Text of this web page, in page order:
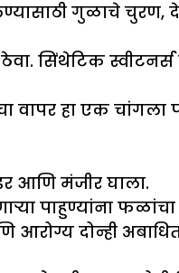
गुळाचे चुरण, देशी
सिंथेटिक
वापर हा एक
आणि मंजीर घाला.
पाहुण्यांना फळांचा
आरोग्य दोन्ही